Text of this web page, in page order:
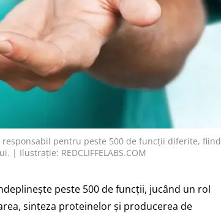
pentru peste 500 de funcții diferite, fiind
Ilustrație: REDCLIFFELABS.COM
peste 500 de funcții, jucând un rol
sinteza proteinelor și producerea de